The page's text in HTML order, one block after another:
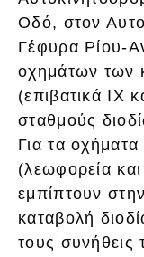
Οδό, στον
Γέφυρα Ρίου-
οχημάτων των
(επιβατικά ΙΧ
σταθμούς
Για τα
(λεωφορεία
εμπίπτουν
καταβολή
τους συνήθεις